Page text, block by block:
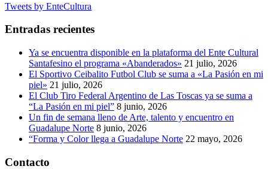
Tweets by EnteCultura
Entradas recientes
Ya se encuentra disponible en la plataforma del Ente Cultural
Santafesino el programa «Abanderados» 21 julio, 2026
El Sportivo Ceibalito Futbol Club se suma a «La Pasión en mi
piel» 21 julio, 2026
El Club Tiro Federal Argentino de Las Toscas ya se suma a
“La Pasión en mi piel” 8 junio, 2026
Un fin de semana lleno de Arte, talento y encuentro en
Guadalupe Norte 8 junio, 2026
“Forma y Color llega a Guadalupe Norte 22 mayo, 2026
Contacto